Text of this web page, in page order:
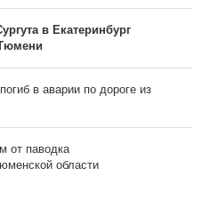
в Екатеринбург
в аварии по дороге из
от паводка
области